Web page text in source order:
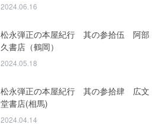
2024.06.16
松永弾正の本屋紀行 其の参拾伍 阿部
久書店（鶴岡）
2024.05.18
松永弾正の本屋紀行 其の参拾肆 広文
堂書店(相馬)
2024.04.14